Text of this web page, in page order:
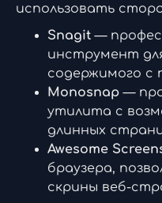
использовать
Snagit —
инструмент
содержимого с
Monosnap —
утилита с
длинных
Awesome
браузера,
скрины веб-